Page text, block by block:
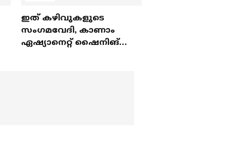
ഇത് കഴിവുകളുടെ
സംഗമവേദി, കാണാം
ഏഷ്യാനെറ്റ് ഷൈനിങ്